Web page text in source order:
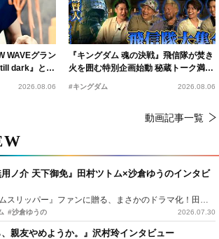
WAVEグラン
dark』と同
2026.08.06
『キングダム 魂の決戦』飛信隊が焚き
火を囲む特別企画始動 秘蔵トーク満載
#キングダム 2026.08.06
動画記事一覧
用ノ介 天下御免』田村ツトム×沙倉ゆうのインタビ
『侍タイムスリッパー』ファンに贈る、まさかのドラマ化！田村ツトム×沙倉ゆうのが語る『心配無用ノ介』撮影秘話
#沙倉ゆうの 2026.07.30
、親友やめようか。』沢村玲インタビュー